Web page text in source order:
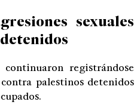
sexuales
registrándose
palestinos detenidos